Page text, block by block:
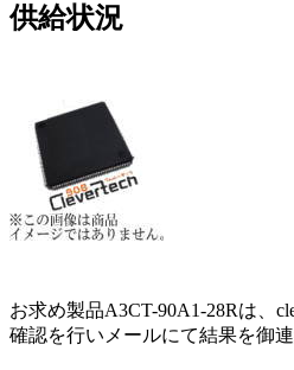
供給状況
お求め製品A3CT-90A1-28Rは、
確認を行いメールにて結果を御連